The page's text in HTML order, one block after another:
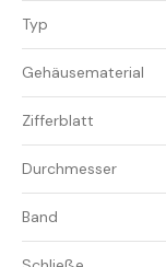
Typ
Gehäusematerial
Zifferblatt
Durchmesser
Band